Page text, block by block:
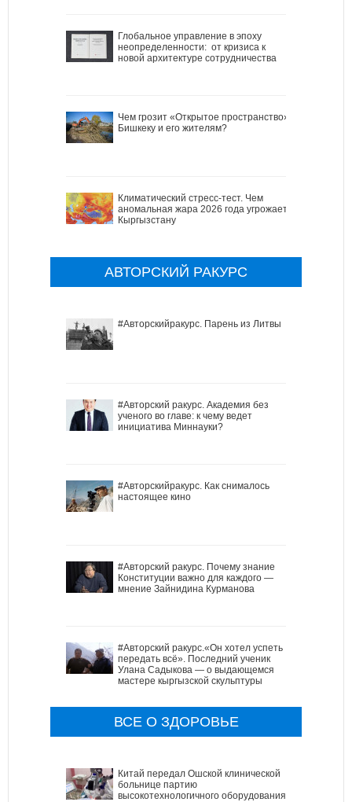
Глобальное управление в эпоху
неопределенности: от кризиса к
новой архитектуре сотрудничества
Чем грозит «Открытое пространство»
Бишкеку и его жителям?
Климатический стресс-тест. Чем
аномальная жара 2026 года угрожает
Кыргызстану
АВТОРСКИЙ РАКУРС
#Авторскийракурс. Парень из Литвы
#Авторский ракурс. Академия без
ученого во главе: к чему ведет
инициатива Миннауки?
#Авторскийракурс. Как снималось
настоящее кино
#Авторский ракурс. Почему знание
Конституции важно для каждого —
мнение Зайнидина Курманова
#Авторский ракурс.«Он хотел успеть
передать всё». Последний ученик
Улана Садыкова — о выдающемся
мастере кыргызской скульптуры
ВСЕ О ЗДОРОВЬЕ
Китай передал Ошской клинической
больнице партию
высокотехнологичного оборудования